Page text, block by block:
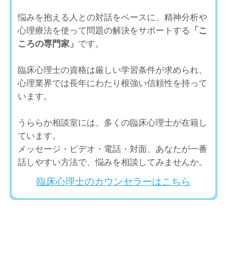
悩みを抱える人との対話をベースに、精神分析や
心理療法を使って問題の解決をサポートする 「こ
ころの専門家」 です。
臨床心理士の資格は厳しい学習条件が求められ、
心理業界では長年にわたり根強い信頼性を持って
います。
うららか相談室には、多くの臨床心理士が在籍し
ています。
メッセージ・ビデオ・電話・対面、あなたが一番
話しやすい方法で、悩みを相談してみませんか。
臨床心理士のカウンセラーはこちら